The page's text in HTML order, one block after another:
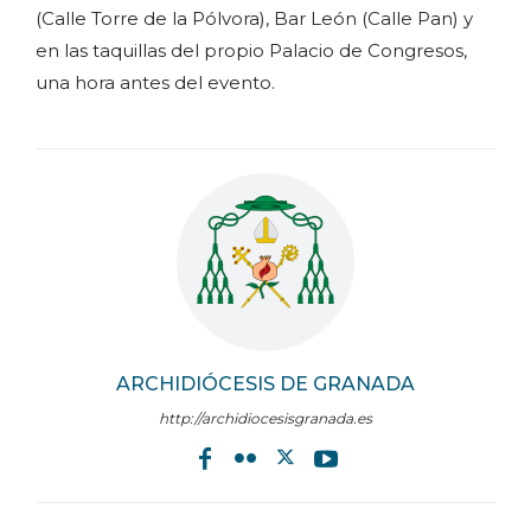
ARCHIDIÓCESIS DE GRANADA
http://archidiocesisgranada.es
(Calle Torre de la Pólvora), Bar León (Calle Pan) y
en las taquillas del propio Palacio de Congresos,
una hora antes del evento.